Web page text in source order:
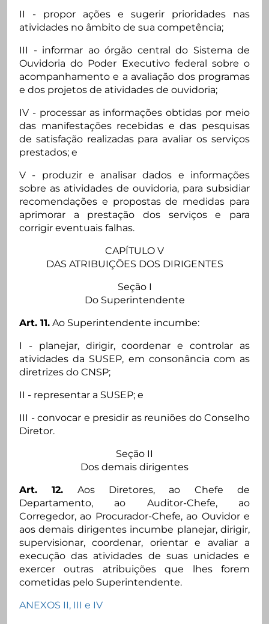
II - propor ações e sugerir prioridades nas
atividades no âmbito de sua competência;
III - informar ao órgão central do Sistema de
Ouvidoria do Poder Executivo federal sobre o
acompanhamento e a avaliação dos programas
e dos projetos de atividades de ouvidoria;
IV - processar as informações obtidas por meio
das manifestações recebidas e das pesquisas
de satisfação realizadas para avaliar os serviços
prestados; e
V - produzir e analisar dados e informações
sobre as atividades de ouvidoria, para subsidiar
recomendações e propostas de medidas para
aprimorar a prestação dos serviços e para
corrigir eventuais falhas.
CAPÍTULO V
DAS ATRIBUIÇÕES DOS DIRIGENTES
Seção I
Do Superintendente
Art. 11. Ao Superintendente incumbe:
I - planejar, dirigir, coordenar e controlar as
atividades da SUSEP, em consonância com as
diretrizes do CNSP;
II - representar a SUSEP; e
III - convocar e presidir as reuniões do Conselho
Diretor.
Seção II
Dos demais dirigentes
Art. 12. Aos Diretores, ao Chefe de
Departamento, ao Auditor-Chefe, ao
Corregedor, ao Procurador-Chefe, ao Ouvidor e
aos demais dirigentes incumbe planejar, dirigir,
supervisionar, coordenar, orientar e avaliar a
execução das atividades de suas unidades e
exercer outras atribuições que lhes forem
cometidas pelo Superintendente.
ANEXOS II, III e IV